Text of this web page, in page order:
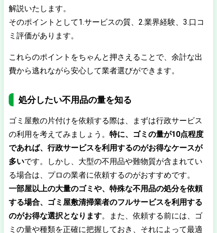
解説いたします。
そのポイントとして1.サービスの質、2.業界経験、3.口コ
ミ評価があります。
これらのポイントをちゃんと押さえることで、余計な出
費から逃れながら安心して業者選びができます。
処分したい不用品の量を知る
ゴミ屋敷の片付けを依頼する際は、まずは行政サービス
の利用を考えてみましょう。 特に、ゴミの量が10点程度
であれば、行政サービスを利用するのがお得なケースが
多いです。しかし、大型の不用品や難物質が含まれてい
る場合は、プロの業者に依頼するのがおすすめです。
一部屋以上の大量のゴミや、特殊な不用品の処分を依頼
する場合、ゴミ屋敷清掃業者のフルサービスを利用する
のがお得な選択となります。また、依頼する前には、ゴ
ミの量や種類を正確に把握しておき、それによって最適